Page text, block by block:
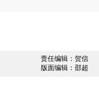
责任编辑：贺信
版面编辑：邵超